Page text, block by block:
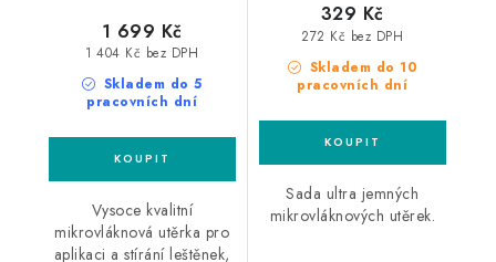
Skladem do 5
pracovních dní
1 404 Kč bez DPH
1 699 Kč
Vysoce kvalitní
mikrovláknová utěrka pro
aplikaci a stírání leštěnek,
Skladem do 10
pracovních dní
272 Kč bez DPH
329 Kč
Sada ultra jemných
mikrovláknových utěrek.